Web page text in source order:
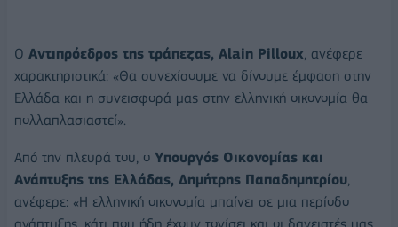
Ο Αντιπρόεδρος της τράπεζας, Alain Pilloux, ανέφερε
χαρακτηριστικά: «Θα συνεχίσουμε να δίνουμε έμφαση στην
Ελλάδα και η συνεισφορά μας στην ελληνική οικονομία θα
πολλαπλασιαστεί».
Από την πλευρά του, ο Υπουργός Οικονομίας και
Ανάπτυξης της Ελλάδας, Δημήτρης Παπαδημητρίου,
ανέφερε: «Η ελληνική οικονομία μπαίνει σε μια περίοδο